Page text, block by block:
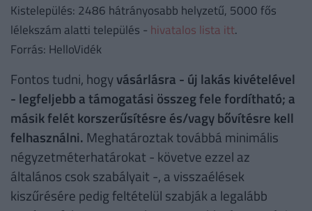
Kistelepülés: 2486 hátrányosabb helyzetű, 5000 fős
lélekszám alatti település - hivatalos lista itt.
Forrás: HelloVidék
Fontos tudni, hogyvásárlásra - új lakás kivételével
- legfeljebb a támogatási összeg fele fordítható; a
másik felét korszerűsítésre és/vagy bővítésre kell
felhasználni. Meghatároztak továbbá minimális
négyzetméterhatárokat - követve ezzel az
általános csok szabályait -, a visszaélések
kiszűrésére pedig feltételül szabják a legalább